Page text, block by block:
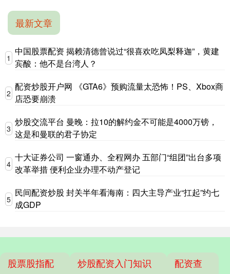
最新文章
1
中国股票配资 揭赖清德曾说过“很喜欢吃凤梨释迦”，黄建
宾酸：他不是台湾人？
2
配资炒股开户网 《GTA6》预购流量太恐怖！PS、Xbox商
店恐要崩溃
3
炒股交流平台 曼晚：拉10的解约金不可能是4000万镑，
这是和曼联的君子协定
4
十大证券公司 一窗通办、全程网办 五部门“组团”出台多项
改革举措 便利企业办理不动产登记
5
民间配资炒股 封关半年看海南：四大主导产业“扛起”约七
成GDP
股票股指配
炒股配资入门知识
配资查